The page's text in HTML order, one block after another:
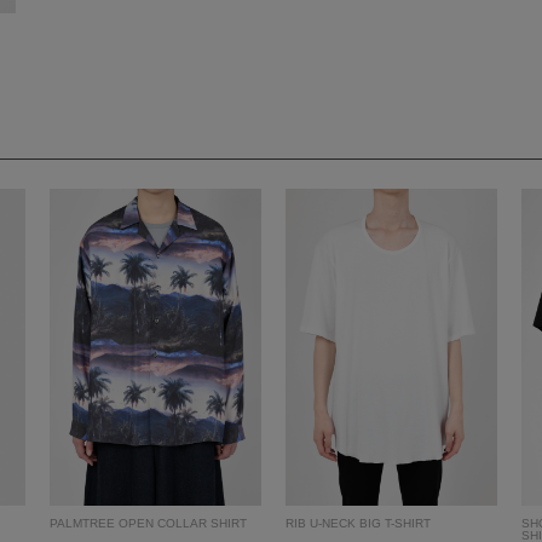
PALMTREE OPEN COLLAR SHIRT
RIB U-NECK BIG T-SHIRT